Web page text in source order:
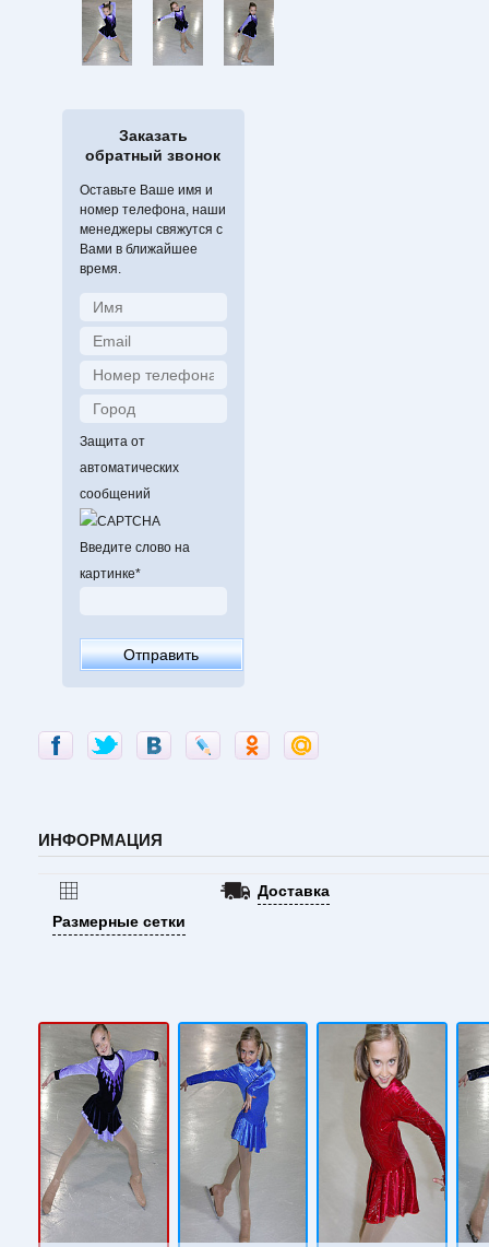
Заказать
обратный звонок
Оставьте Ваше имя и
номер телефона, наши
менеджеры свяжутся с
Вами в ближайшее
время.
Защита от
автоматических
сообщений
Введите слово на
картинке*
ИНФОРМАЦИЯ
Размерные сетки
Доставка